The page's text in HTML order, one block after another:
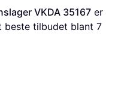
VKDA 35167
beste tilbudet blant 7